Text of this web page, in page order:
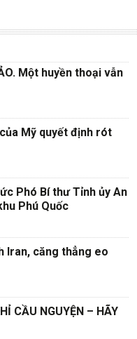
Một huyền thoại vẫn
Mỹ quyết định rót
Phó Bí thư Tỉnh ủy An
Phú Quốc
Iran, căng thẳng eo
CẦU NGUYỆN – HÃY